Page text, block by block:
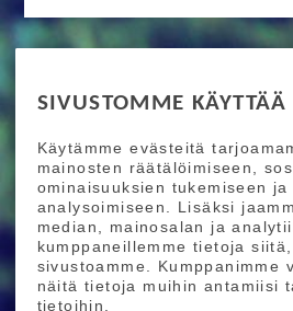
SIVUSTOMME KÄYTTÄÄ
Käytämme evästeitä
mainosten räätälöimiseen,
ominaisuuksien tukemiseen ja
analysoimiseen. Lisäksi
median, mainosalan ja
kumppaneillemme tietoja
sivustoamme. Kumppanimme
näitä tietoja muihin antamiisi
tietoihin.
Ride More – Pyöräkauppa ja
Helsingissä
TILAA UUTISKIRJEEMME
Tilaamalla uutiskirjeemme
suoraan sähköpostiisi.